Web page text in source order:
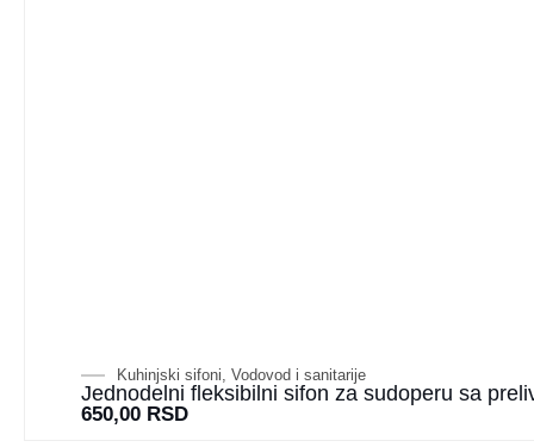
Kuhinjski sifoni, Vodovod i sanitarije
Jednodelni fleksibilni sifon za sudoperu sa
650,00 RSD